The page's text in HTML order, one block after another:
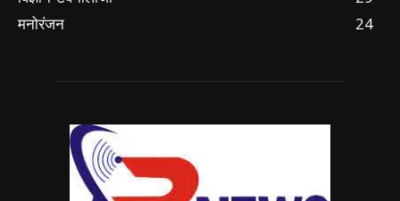
मनोरंजन
24